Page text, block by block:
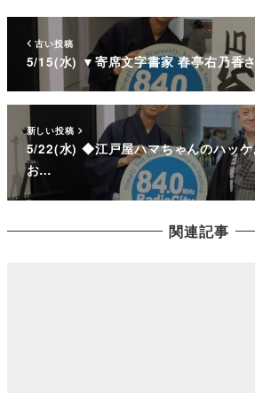
古い投稿
5/15(水) ▼寄席文字書家 春亭右乃香
新しい投稿
5/22(水) ◆江戸屋ハマちゃんのハッ
お…
関連記事